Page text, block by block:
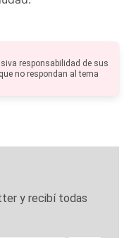
responsabilidad de sus
no respondan al tema
y recibí todas